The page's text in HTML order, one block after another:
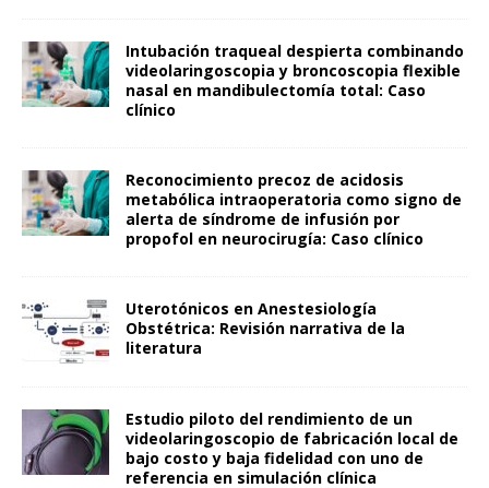
Intubación traqueal despierta combinando
videolaringoscopia y broncoscopia flexible
nasal en mandibulectomía total: Caso
clínico
Reconocimiento precoz de acidosis
metabólica intraoperatoria como signo de
alerta de síndrome de infusión por
propofol en neurocirugía: Caso clínico
Uterotónicos en Anestesiología
Obstétrica: Revisión narrativa de la
literatura
Estudio piloto del rendimiento de un
videolaringoscopio de fabricación local de
bajo costo y baja fidelidad con uno de
referencia en simulación clínica